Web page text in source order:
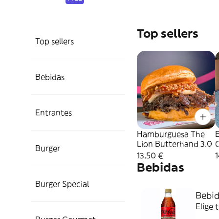
Top sellers
Bebidas
Entrantes
Burger
Burger Special
Top sellers
Hamburguesa The
Lion Butterhand 3.0
13,50 €
Bebidas
Elige